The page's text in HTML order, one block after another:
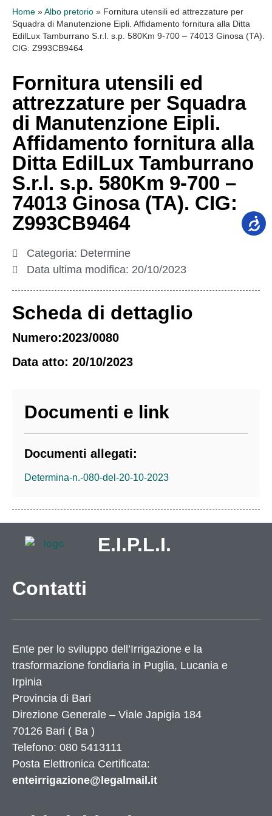
Home » Albo pretorio » Fornitura utensili ed attrezzature per
Squadra di Manutenzione Eipli. Affidamento fornitura alla Ditta
EdilLux Tamburrano S.r.l. s.p. 580Km 9-700 – 74013 Ginosa (TA).
CIG: Z993CB9464
Fornitura utensili ed
attrezzature per Squadra
di Manutenzione Eipli.
Affidamento fornitura alla
Ditta EdilLux Tamburrano
S.r.l. s.p. 580Km 9-700 –
74013 Ginosa (TA). CIG:
Z993CB9464
Categoria: Determine
Data ultima modifica: 20/10/2023
Scheda di dettaglio
Numero:2023/0080
Data atto: 20/10/2023
Documenti e link
Documenti allegati:
Determina-n.-080-del-20-10-2023
E.I.P.L.I.
Contatti
Ente per lo sviluppo dell’Irrigazione e la
trasformazione fondiaria in Puglia, Lucania e
Irpinia
Provincia di Bari
Direzione Generale – Viale Japigia 184
70126 Bari ( Ba )
Telefono: 080 5413111
Posta Elettronica Certificata:
enteirrigazione@legalmail.it